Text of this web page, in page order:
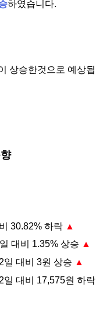
하였습니다.
상승한것으로 예상됩
30.82% 하락 ▲
대비 1.35% 상승 ▲
일 대비 3원 상승 ▲
일 대비 17,575원 하락